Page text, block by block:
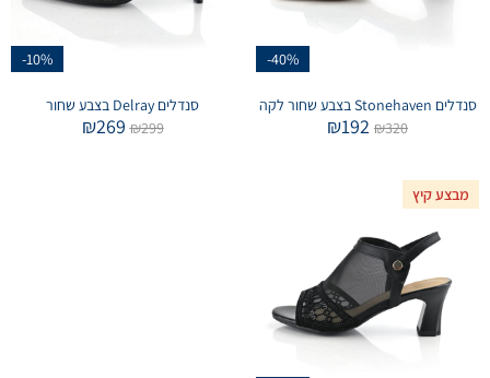
-40%
סנדלים Stonehaven בצבע שחור לקה
₪320
₪192
-10%
סנדלים Delray בצבע שחור
₪299
₪269
מבצע קיץ